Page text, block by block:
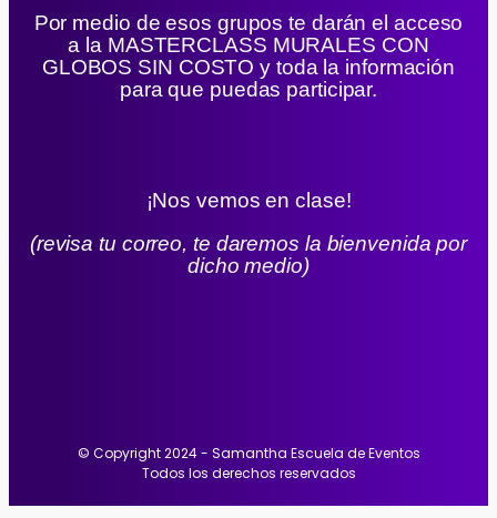
Por medio de esos grupos te darán el acceso
a la MASTERCLASS MURALES CON
GLOBOS SIN COSTO y toda la información
para que puedas participar.
¡Nos vemos en clase!
(revisa tu correo, te daremos la bienvenida por
dicho medio)
© Copyright 2024 - Samantha Escuela de Eventos
Todos los derechos reservados